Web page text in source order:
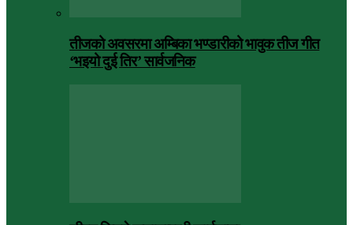
तीजको अवसरमा अम्बिका भण्डारीको भावुक तीज गीत
‘भइयो दुई तिर’ सार्वजनिक